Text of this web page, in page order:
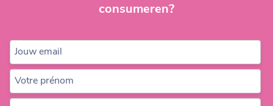
consumeren?
Jouw email
Votre prénom